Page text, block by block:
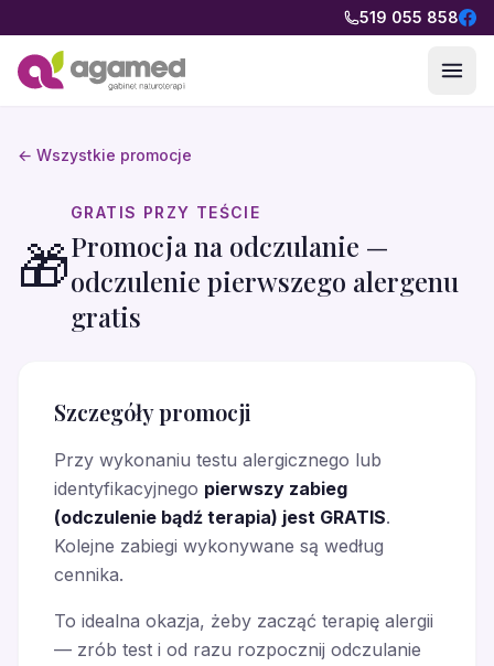
519 055 858
← Wszystkie promocje
🎁
GRATIS PRZY TEŚCIE
Promocja na odczulanie —
odczulenie pierwszego alergenu
gratis
Szczegóły promocji
Przy wykonaniu testu alergicznego lub
identyfikacyjnego pierwszy zabieg
(odczulenie bądź terapia) jest GRATIS.
Kolejne zabiegi wykonywane są według
cennika.
To idealna okazja, żeby zacząć terapię alergii
— zrób test i od razu rozpocznij odczulanie